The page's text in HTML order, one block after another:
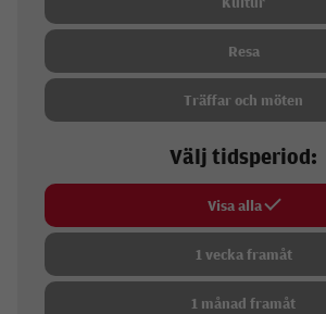
Resa
Träffar och möten
Välj tidsperiod:
Visa alla
1 vecka framåt
1 månad framåt